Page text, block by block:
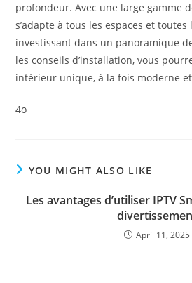
profondeur. Avec une large gamme
s’adapte à tous les espaces et toutes
investissant dans un panoramique
les conseils d’installation, vous
intérieur unique, à la fois moderne
4o
YOU MIGHT ALSO LIKE
Les avantages d’utiliser IPTV
April 11, 2025